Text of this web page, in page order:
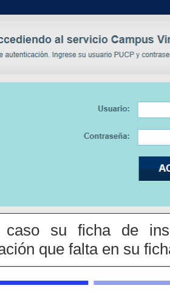
su ficha de
que falta en su